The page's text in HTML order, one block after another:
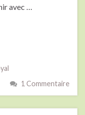
avec …
1 Commentaire